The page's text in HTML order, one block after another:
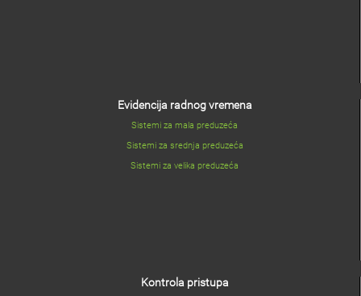
Evidencija radnog vremena
Sistemi za mala preduzeća
Sistemi za srednja preduzeća
Sistemi za velika preduzeća
Kontrola pristupa